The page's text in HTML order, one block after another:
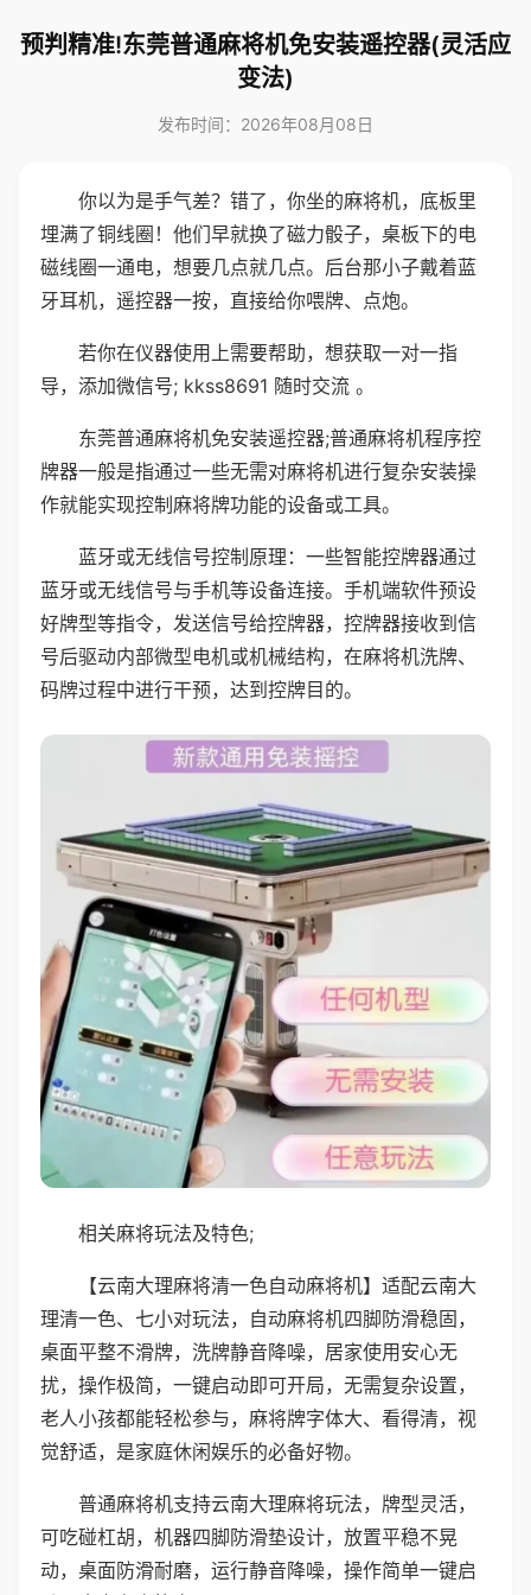
预判精准!东莞普通麻将机免安装遥控器(灵活应
变法)
发布时间：2026年08月08日
你以为是手气差？错了，你坐的麻将机，底板里
埋满了铜线圈！他们早就换了磁力骰子，桌板下的电
磁线圈一通电，想要几点就几点。后台那小子戴着蓝
牙耳机，遥控器一按，直接给你喂牌、点炮。
若你在仪器使用上需要帮助，想获取一对一指
导，添加微信号; kkss8691 随时交流 。
东莞普通麻将机免安装遥控器;普通麻将机程序控
牌器一般是指通过一些无需对麻将机进行复杂安装操
作就能实现控制麻将牌功能的设备或工具。
蓝牙或无线信号控制原理：一些智能控牌器通过
蓝牙或无线信号与手机等设备连接。手机端软件预设
好牌型等指令，发送信号给控牌器，控牌器接收到信
号后驱动内部微型电机或机械结构，在麻将机洗牌、
码牌过程中进行干预，达到控牌目的。
相关麻将玩法及特色;
【云南大理麻将清一色自动麻将机】适配云南大
理清一色、七小对玩法，自动麻将机四脚防滑稳固，
桌面平整不滑牌，洗牌静音降噪，居家使用安心无
扰，操作极简，一键启动即可开局，无需复杂设置，
老人小孩都能轻松参与，麻将牌字体大、看得清，视
觉舒适，是家庭休闲娱乐的必备好物。
普通麻将机支持云南大理麻将玩法，牌型灵活，
可吃碰杠胡，机器四脚防滑垫设计，放置平稳不晃
动，桌面防滑耐磨，运行静音降噪，操作简单一键启